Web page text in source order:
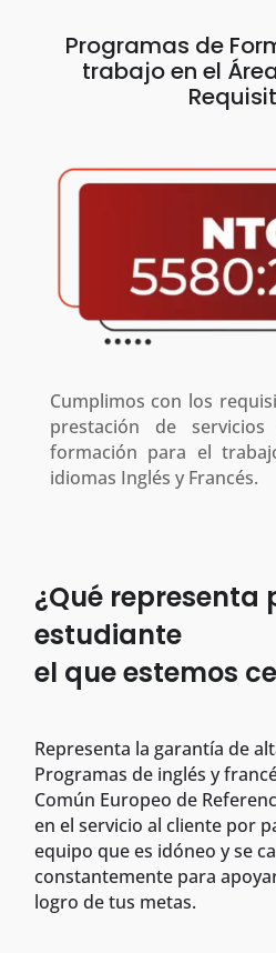
Programas de
trabajo en el
Cumplimos con los
prestación de
formación para el
idiomas Inglés y Francés.
¿Qué representa
estudiante
el que estemos
Representa la garantía de
Programas de inglés y
Común Europeo de
en el servicio al cliente por
equipo que es idóneo y se
constantemente para
logro de tus metas.